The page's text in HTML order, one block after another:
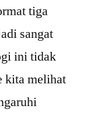
tiga
sangat
ini tidak
kita melihat